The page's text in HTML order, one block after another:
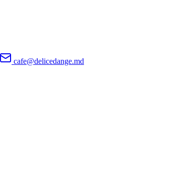
cafe@delicedange.md